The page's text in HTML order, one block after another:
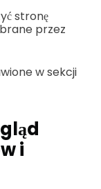
stronę
przez
w sekcji
i